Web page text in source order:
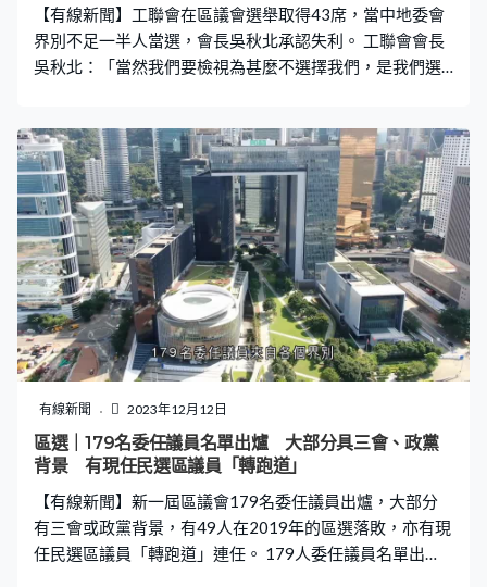
【有線新聞】工聯會在區議會選舉取得43席，當中地委會
界別不足一半人當選，會長吳秋北承認失利。 工聯會會長
吳秋北：「當然我們要檢視為甚麼不選擇我們，是我們選
民走在前，當仁不讓，不會覺得我們比不上別人。」
有線新聞 2023年12月12日
區選｜179名委任議員名單出爐 大部分具三會、政黨
背景 有現任民選區議員「轉跑道」
【有線新聞】新一屆區議會179名委任議員出爐，大部分
有三會或政黨背景，有49人在2019年的區選落敗，亦有現
任民選區議員「轉跑道」連任。 179人委任議員名單出